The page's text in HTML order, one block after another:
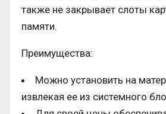
также не закрывает слоты
памяти.
Преимущества:
Можно установить на
извлекая ее из системного